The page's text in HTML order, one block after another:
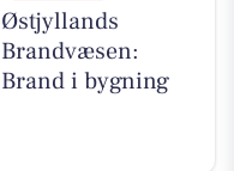
Østjyllands
Brandvæsen:
Brand i bygning